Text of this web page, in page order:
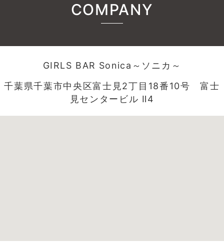
COMPANY
GIRLS BAR Sonica～ソニカ～
千葉県千葉市中央区富士見2丁目18番10号 富士
見センタービル Ⅱ4